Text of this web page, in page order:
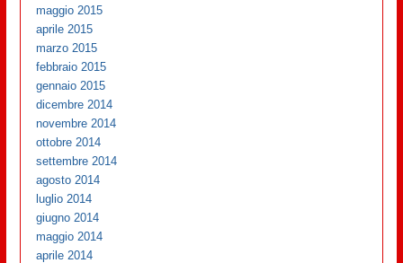
maggio 2015
aprile 2015
marzo 2015
febbraio 2015
gennaio 2015
dicembre 2014
novembre 2014
ottobre 2014
settembre 2014
agosto 2014
luglio 2014
giugno 2014
maggio 2014
aprile 2014